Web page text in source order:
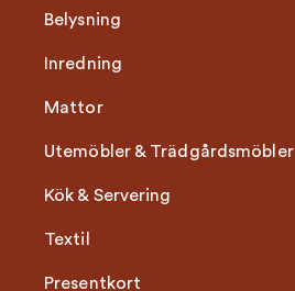
Belysning
Inredning
Mattor
Utemöbler & Trädgårdsmöbler
Kök & Servering
Textil
Presentkort